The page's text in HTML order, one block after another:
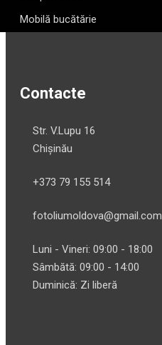
Mobilă bucătărie
Contacte
Str. V.Lupu 16
Chișinău
+373 79 155 514
fotoliumoldova@gmail.com
Luni - Vineri: 09:00 - 18:00
Sâmbătă: 09:00 - 14:00
Duminică: Zi liberă